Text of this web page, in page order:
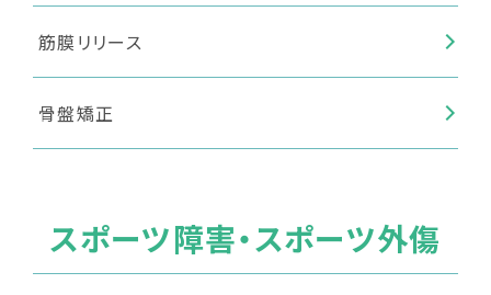
筋膜リリース
骨盤矯正
スポーツ障害・スポーツ外傷